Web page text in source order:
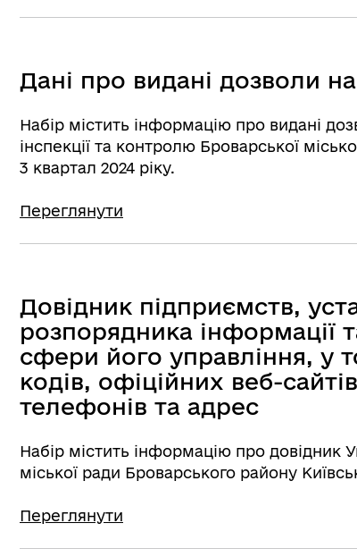
Дані про видані дозволи
Набір містить інформацію про видані
інспекції та контролю Броварської
3 квартал 2024 ріку.
Переглянути
Довідник підприємств,
розпорядника інформації
сфери його управління, у
кодів, офіційних веб-
телефонів та адрес
Набір містить інформацію про довідник
міської ради Броварського району
Переглянути